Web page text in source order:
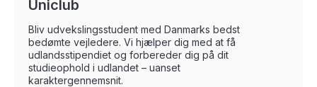
Uniclub
Bliv udvekslingsstudent med Danmarks bedst
bedømte vejledere. Vi hjælper dig med at få
udlandsstipendiet og forbereder dig på dit
studieophold i udlandet – uanset
karaktergennemsnit.